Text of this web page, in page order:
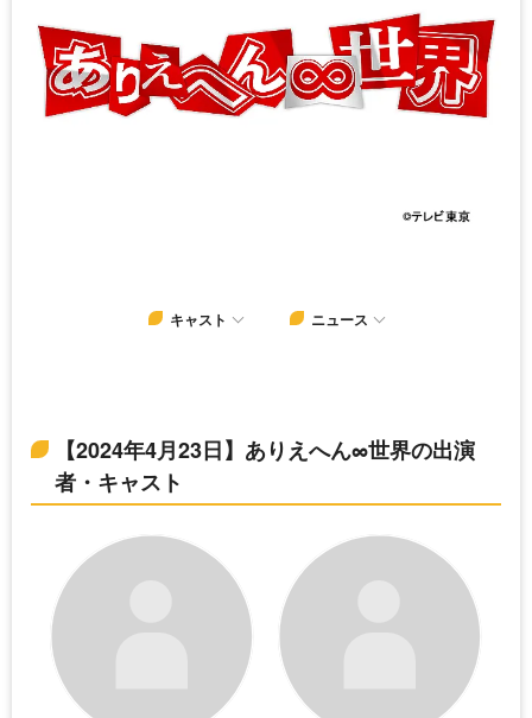
キャスト ニュース
【2024年4月23日】ありえへん∞世界の出演
者・キャスト